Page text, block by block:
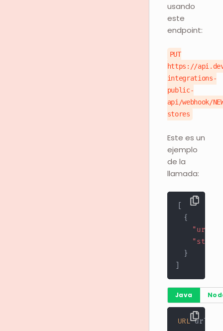
usando
este
endpoint:
PUT
https://
integrations-
public-
api/webhook/
stores
Este es un
ejemplo
de la
llamada:
{
"url"
}
Java
URL url